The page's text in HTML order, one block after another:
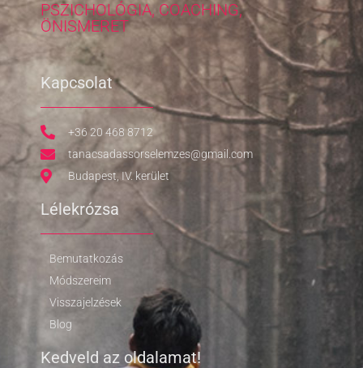
PSZICHOLÓGIA, COACHING,
ÖNISMERET
Kapcsolat
+36 20 468 8712
tanacsadassorselemzes@gmail.com
Budapest, IV. kerület
Lélekrózsa
Bemutatkozás
Módszereim
Visszajelzések
Blog
Kedveld az oldalamat!